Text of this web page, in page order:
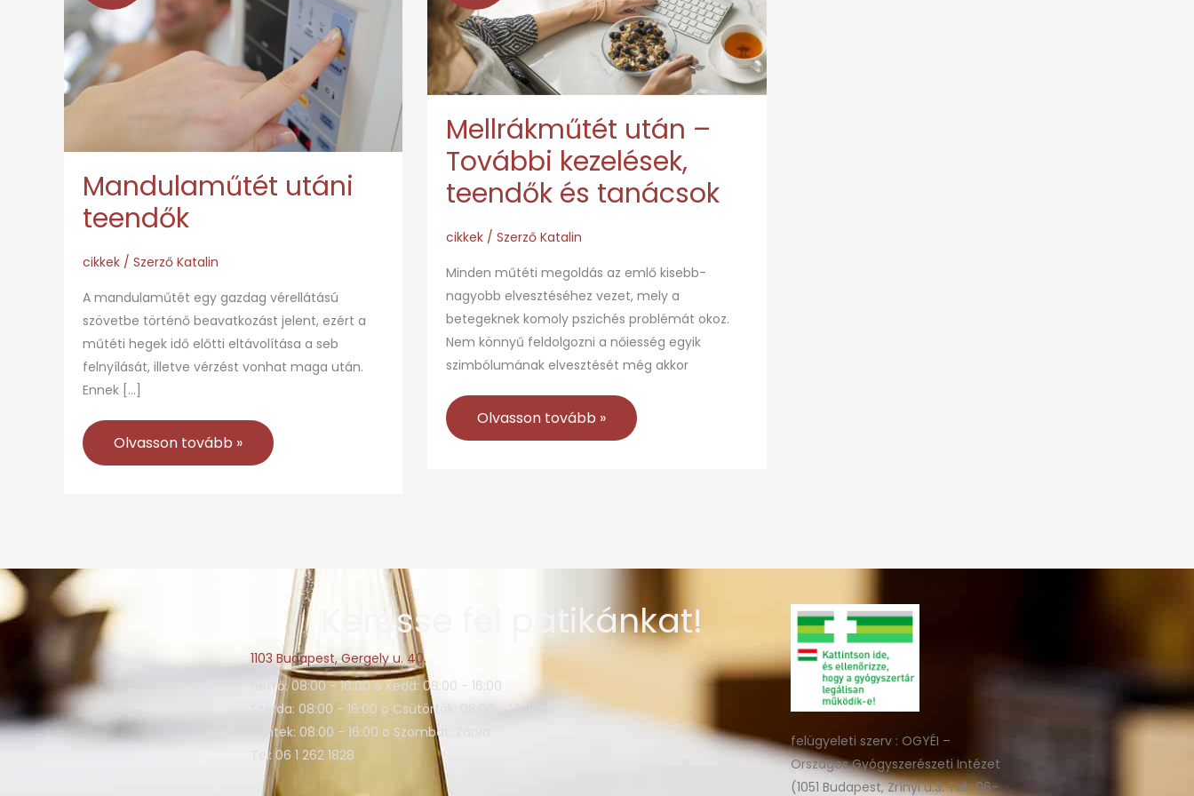
Mandulaműtét utáni
teendők
cikkek / Szerző Katalin
A mandulaműtét egy gazdag vérellátású
szövetbe történő beavatkozást jelent, ezért a
műtéti hegek idő előtti eltávolítása a seb
felnyílását, illetve vérzést vonhat maga után.
Ennek […]
teendők
Olvasson tovább »
Mellrákműtét után –
További kezelések,
teendők és tanácsok
cikkek / SzerzőKatalin
Minden műtéti megoldás az emlő kisebb-
nagyobb elvesztéséhez vezet, mely a
betegeknek komoly pszichés problémát okoz.
Nem könnyű feldolgozni a nőiesség egyik
szimbólumának elvesztését még akkor
–
További
kezelések,
teendők
tanácsok
Olvasson tovább »
Keresse fel patikánkat!
1103 Budapest, Gergely u. 40.
Hétfő: 08:00 - 16:00 o Kedd: 08:00 - 16:00
Szerda: 08:00 - 16:00 o Csütörtök: 08:00 - 16:00
Péntek: 08:00 - 16:00 o Szombat: Zárva
Tel: 06 1 262 1828
felügyeleti szerv : OGYÉI –
Országos Gyógyszerészeti Intézet
(1051 Budapest, Zrínyi u.3. Tel.: 06-